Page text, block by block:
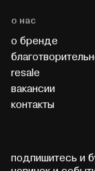
о нас
о бренде
resale
вакансии
контакты
подпишитесь и